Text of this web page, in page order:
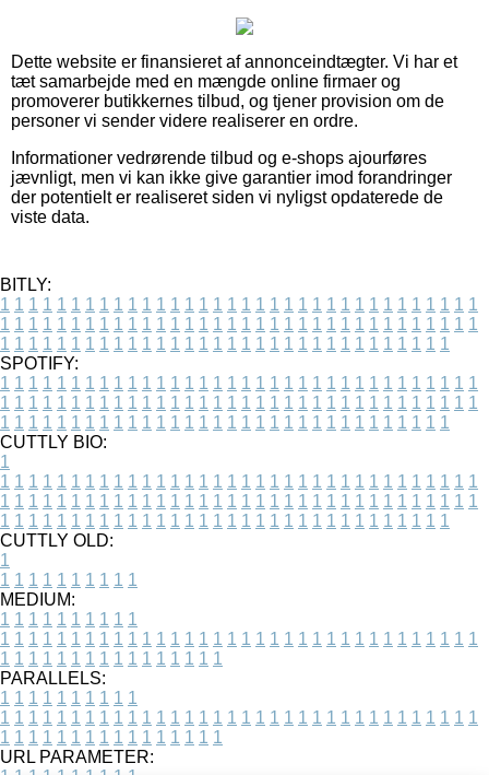
Dette website er finansieret af annonceindtægter. Vi har et
tæt samarbejde med en mængde online firmaer og
promoverer butikkernes tilbud, og tjener provision om de
personer vi sender videre realiserer en ordre.
Informationer vedrørende tilbud og e-shops ajourføres
jævnligt, men vi kan ikke give garantier imod forandringer
der potentielt er realiseret siden vi nyligst opdaterede de
viste data.
BITLY:
1 1 1 1 1 1 1 1 1 1 1 1 1 1 1 1 1 1 1 1 1 1 1 1 1 1 1 1 1 1 1 1 1 1
1 1 1 1 1 1 1 1 1 1 1 1 1 1 1 1 1 1 1 1 1 1 1 1 1 1 1 1 1 1 1 1 1 1
1 1 1 1 1 1 1 1 1 1 1 1 1 1 1 1 1 1 1 1 1 1 1 1 1 1 1 1 1 1 1 1
SPOTIFY:
1 1 1 1 1 1 1 1 1 1 1 1 1 1 1 1 1 1 1 1 1 1 1 1 1 1 1 1 1 1 1 1 1 1
1 1 1 1 1 1 1 1 1 1 1 1 1 1 1 1 1 1 1 1 1 1 1 1 1 1 1 1 1 1 1 1 1 1
1 1 1 1 1 1 1 1 1 1 1 1 1 1 1 1 1 1 1 1 1 1 1 1 1 1 1 1 1 1 1 1
CUTTLY BIO:
1
1 1 1 1 1 1 1 1 1 1 1 1 1 1 1 1 1 1 1 1 1 1 1 1 1 1 1 1 1 1 1 1 1 1
1 1 1 1 1 1 1 1 1 1 1 1 1 1 1 1 1 1 1 1 1 1 1 1 1 1 1 1 1 1 1 1 1 1
1 1 1 1 1 1 1 1 1 1 1 1 1 1 1 1 1 1 1 1 1 1 1 1 1 1 1 1 1 1 1 1
CUTTLY OLD:
1
1 1 1 1 1 1 1 1 1 1
MEDIUM:
1 1 1 1 1 1 1 1 1 1
1 1 1 1 1 1 1 1 1 1 1 1 1 1 1 1 1 1 1 1 1 1 1 1 1 1 1 1 1 1 1 1 1 1
1 1 1 1 1 1 1 1 1 1 1 1 1 1 1 1
PARALLELS:
1 1 1 1 1 1 1 1 1 1
1 1 1 1 1 1 1 1 1 1 1 1 1 1 1 1 1 1 1 1 1 1 1 1 1 1 1 1 1 1 1 1 1 1
1 1 1 1 1 1 1 1 1 1 1 1 1 1 1 1
URL PARAMETER: